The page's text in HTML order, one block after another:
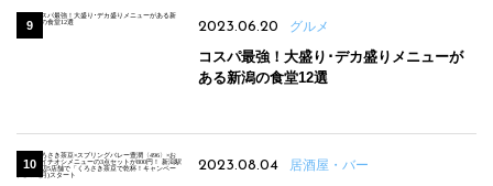
2023.06.20 グルメ
コスパ最強！大盛り･デカ盛りメニューが
ある新潟の食堂12選
2023.08.04 居酒屋・バー